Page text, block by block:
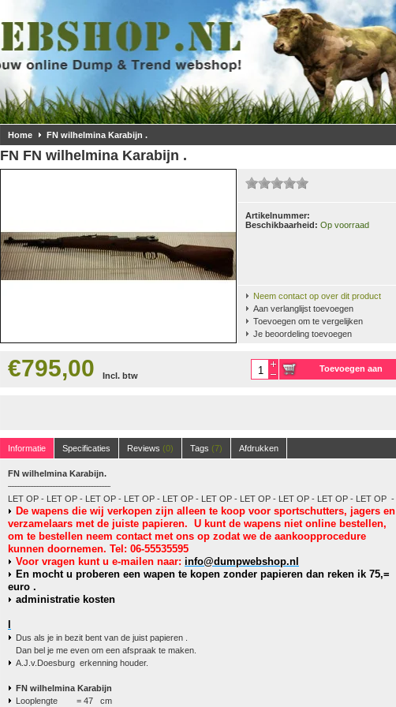
Home FN wilhelmina Karabijn .
FN FN wilhelmina Karabijn .
Artikelnummer:
Beschikbaarheid: Op voorraad
Neem contact op over dit product
Aan verlanglijst toevoegen
Toevoegen om te vergelijken
Je beoordeling toevoegen
€795,00 Incl. btw
Toevoegen aan
Informatie Specificaties Reviews (0) Tags (7) Afdrukken
FN wilhelmina Karabijn.
-----------------------------------------------------------------
LET OP - LET OP - LET OP - LET OP - LET OP - LET OP - LET OP - LET OP - LET OP - LET OP -
De wapens die wij verkopen zijn alleen te koop voor sportschutters, jagers en
verzamelaars met de juiste papieren. U kunt de wapens niet online bestellen,
om te bestellen neem contact met ons op zodat we de aankoopprocedure
kunnen doornemen. Tel: 06-55535595
Voor vragen kunt u e-mailen naar: info@dumpwebshop.nl
En mocht u proberen een wapen te kopen zonder papieren dan reken ik 75,=
euro .
administratie kosten
Dus als je in bezit bent van de juist papieren .
Dan bel je me even om een afspraak te maken.
A.J.v.Doesburg erkenning houder.
FN wilhelmina Karabijn
Looplengte = 47 cm